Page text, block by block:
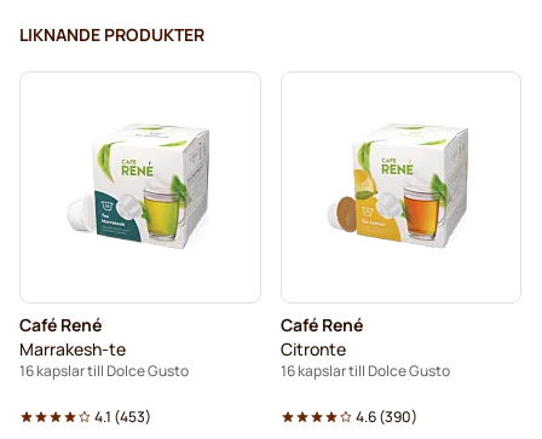
Avkalkning och rengöring för Dolce Gusto
Segafredo-kaffekapslar för Dolce Gusto
Café René-kaffekapslar för Dolce Gusto
Caffè Borbone för Dolce Gusto
Kapslar till Dolce Gusto®
LIKNANDE PRODUKTER
Café René
Marrakesh-te
16 kapslar till Dolce Gusto
4.1 (453)
Café René
Citronte
16 kapslar till Dolce Gusto
4.6(390)